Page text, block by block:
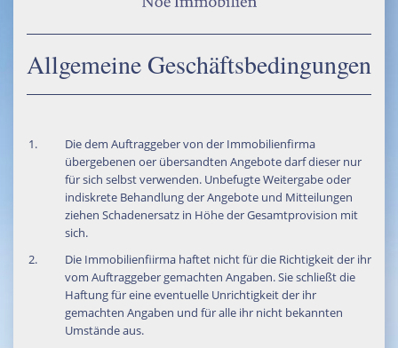
VERKAUF
Eigentumswohnungen
Kapitalanlagen
Gewerbe
VERMIETUNG
Wohnen
Gewerbe
SUCHE
Allgemeine Geschäftsbedingungen
Die dem Auftraggeber von der Immobilienfirma
übergebenen oer übersandten Angebote darf dieser nur
für sich selbst verwenden. Unbefugte Weitergabe oder
indiskrete Behandlung der Angebote und Mitteilungen
ziehen Schadenersatz in Höhe der Gesamtprovision mit
sich.
Die Immobilienfiirma haftet nicht für die Richtigkeit der ihr
vom Auftraggeber gemachten Angaben. Sie schließt die
Haftung für eine eventuelle Unrichtigkeit der ihr
gemachten Angaben und für alle ihr nicht bekannten
Umstände aus.